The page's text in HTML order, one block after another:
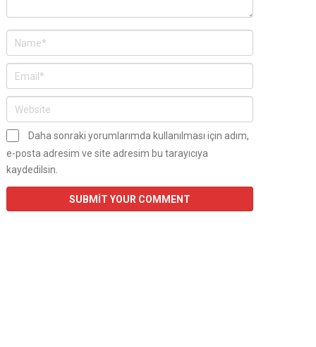
Daha sonraki yorumlarımda kullanılması için adım,
e-posta adresim ve site adresim bu tarayıcıya
kaydedilsin.